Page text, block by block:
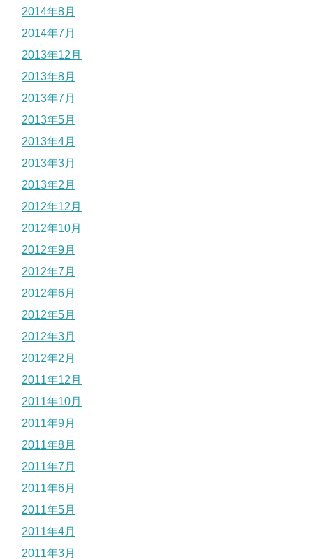
2014年8月
2014年7月
2013年12月
2013年8月
2013年7月
2013年5月
2013年4月
2013年3月
2013年2月
2012年12月
2012年10月
2012年9月
2012年7月
2012年6月
2012年5月
2012年3月
2012年2月
2011年12月
2011年10月
2011年9月
2011年8月
2011年7月
2011年6月
2011年5月
2011年4月
2011年3月